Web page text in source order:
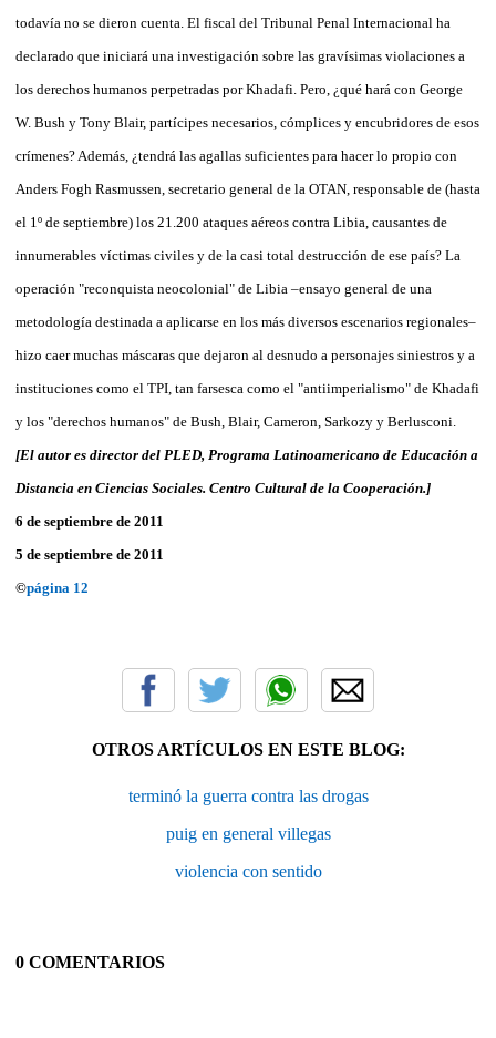
todavía no se dieron cuenta. El fiscal del Tribunal Penal Internacional ha
declarado que iniciará una investigación sobre las gravísimas violaciones a
los derechos humanos perpetradas por Khadafi. Pero, ¿qué hará con George
W. Bush y Tony Blair, partícipes necesarios, cómplices y encubridores de esos
crímenes? Además, ¿tendrá las agallas suficientes para hacer lo propio con
Anders Fogh Rasmussen, secretario general de la OTAN, responsable de (hasta
el 1º de septiembre) los 21.200 ataques aéreos contra Libia, causantes de
innumerables víctimas civiles y de la casi total destrucción de ese país? La
operación "reconquista neocolonial" de Libia –ensayo general de una
metodología destinada a aplicarse en los más diversos escenarios regionales–
hizo caer muchas máscaras que dejaron al desnudo a personajes siniestros y a
instituciones como el TPI, tan farsesca como el "antiimperialismo" de Khadafi
y los "derechos humanos" de Bush, Blair, Cameron, Sarkozy y Berlusconi.
[El autor es director del PLED, Programa Latinoamericano de Educación a
Distancia en Ciencias Sociales. Centro Cultural de la Cooperación.]
6 de septiembre de 2011
5 de septiembre de 2011
©página 12
OTROS ARTÍCULOS EN ESTE BLOG:
terminó la guerra contra las drogas
puig en general villegas
violencia con sentido
0 COMENTARIOS